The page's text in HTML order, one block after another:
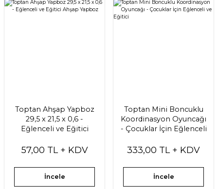
Toptan Ahşap Yapboz
29,5 x 21,5 x 0,6 -
Eğlenceli ve Eğitici
57,00 TL + KDV
İncele
Toptan Mini Boncuklu
Koordinasyon Oyuncağı
- Çocuklar İçin Eğlenceli
333,00 TL + KDV
İncele